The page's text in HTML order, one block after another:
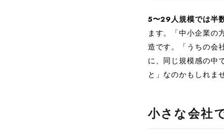
5〜29人規模では半
ます。「中小企業の
造です。「うちの会
に、同じ規模感の中
と」なのかもしれま
小さな会社